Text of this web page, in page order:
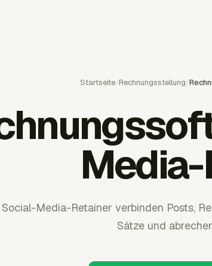
Startseite/Rechnungsstellung/
Social-Media-Retainer verbinden Posts,
Sätze und